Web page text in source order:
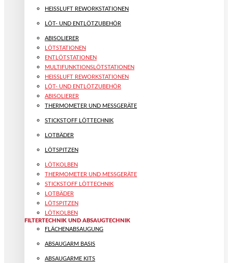
HEISSLUFT REWORKSTATIONEN
LÖT- UND ENTLÖTZUBEHÖR
ABISOLIERER
LÖTSTATIONEN
ENTLÖTSTATIONEN
MULTIFUNKTIONS­LÖTSTATIONEN
HEISSLUFT REWORKSTATIONEN
LÖT- UND ENTLÖTZUBEHÖR
ABISOLIERER
THERMOMETER UND MESSGERÄTE
STICKSTOFF LÖTTECHNIK
LOTBÄDER
LÖTSPITZEN
LÖTKOLBEN
THERMOMETER UND MESSGERÄTE
STICKSTOFF LÖTTECHNIK
LOTBÄDER
LÖTSPITZEN
LÖTKOLBEN
FILTERTECHNIK UND ABSAUGTECHNIK
FLÄCHENABSAUGUNG
ABSAUGARM BASIS
ABSAUGARME KITS